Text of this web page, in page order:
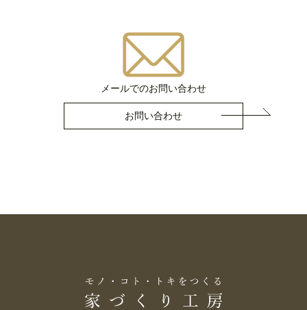
メールでのお問い合わせ
お問い合わせ